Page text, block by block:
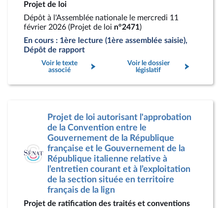
Projet de loi
Dépôt à l'Assemblée nationale le mercredi 11
février 2026 (Projet de loi n°2471)
En cours : 1ère lecture (1ère assemblée saisie),
Dépôt de rapport
Voir le texte
associé
Voir le dossier
législatif
Projet de loi autorisant l'approbation
de la Convention entre le
Gouvernement de la République
française et le Gouvernement de la
République italienne relative à
l’entretien courant et à l’exploitation
de la section située en territoire
français de la lign
Projet de ratification des traités et conventions